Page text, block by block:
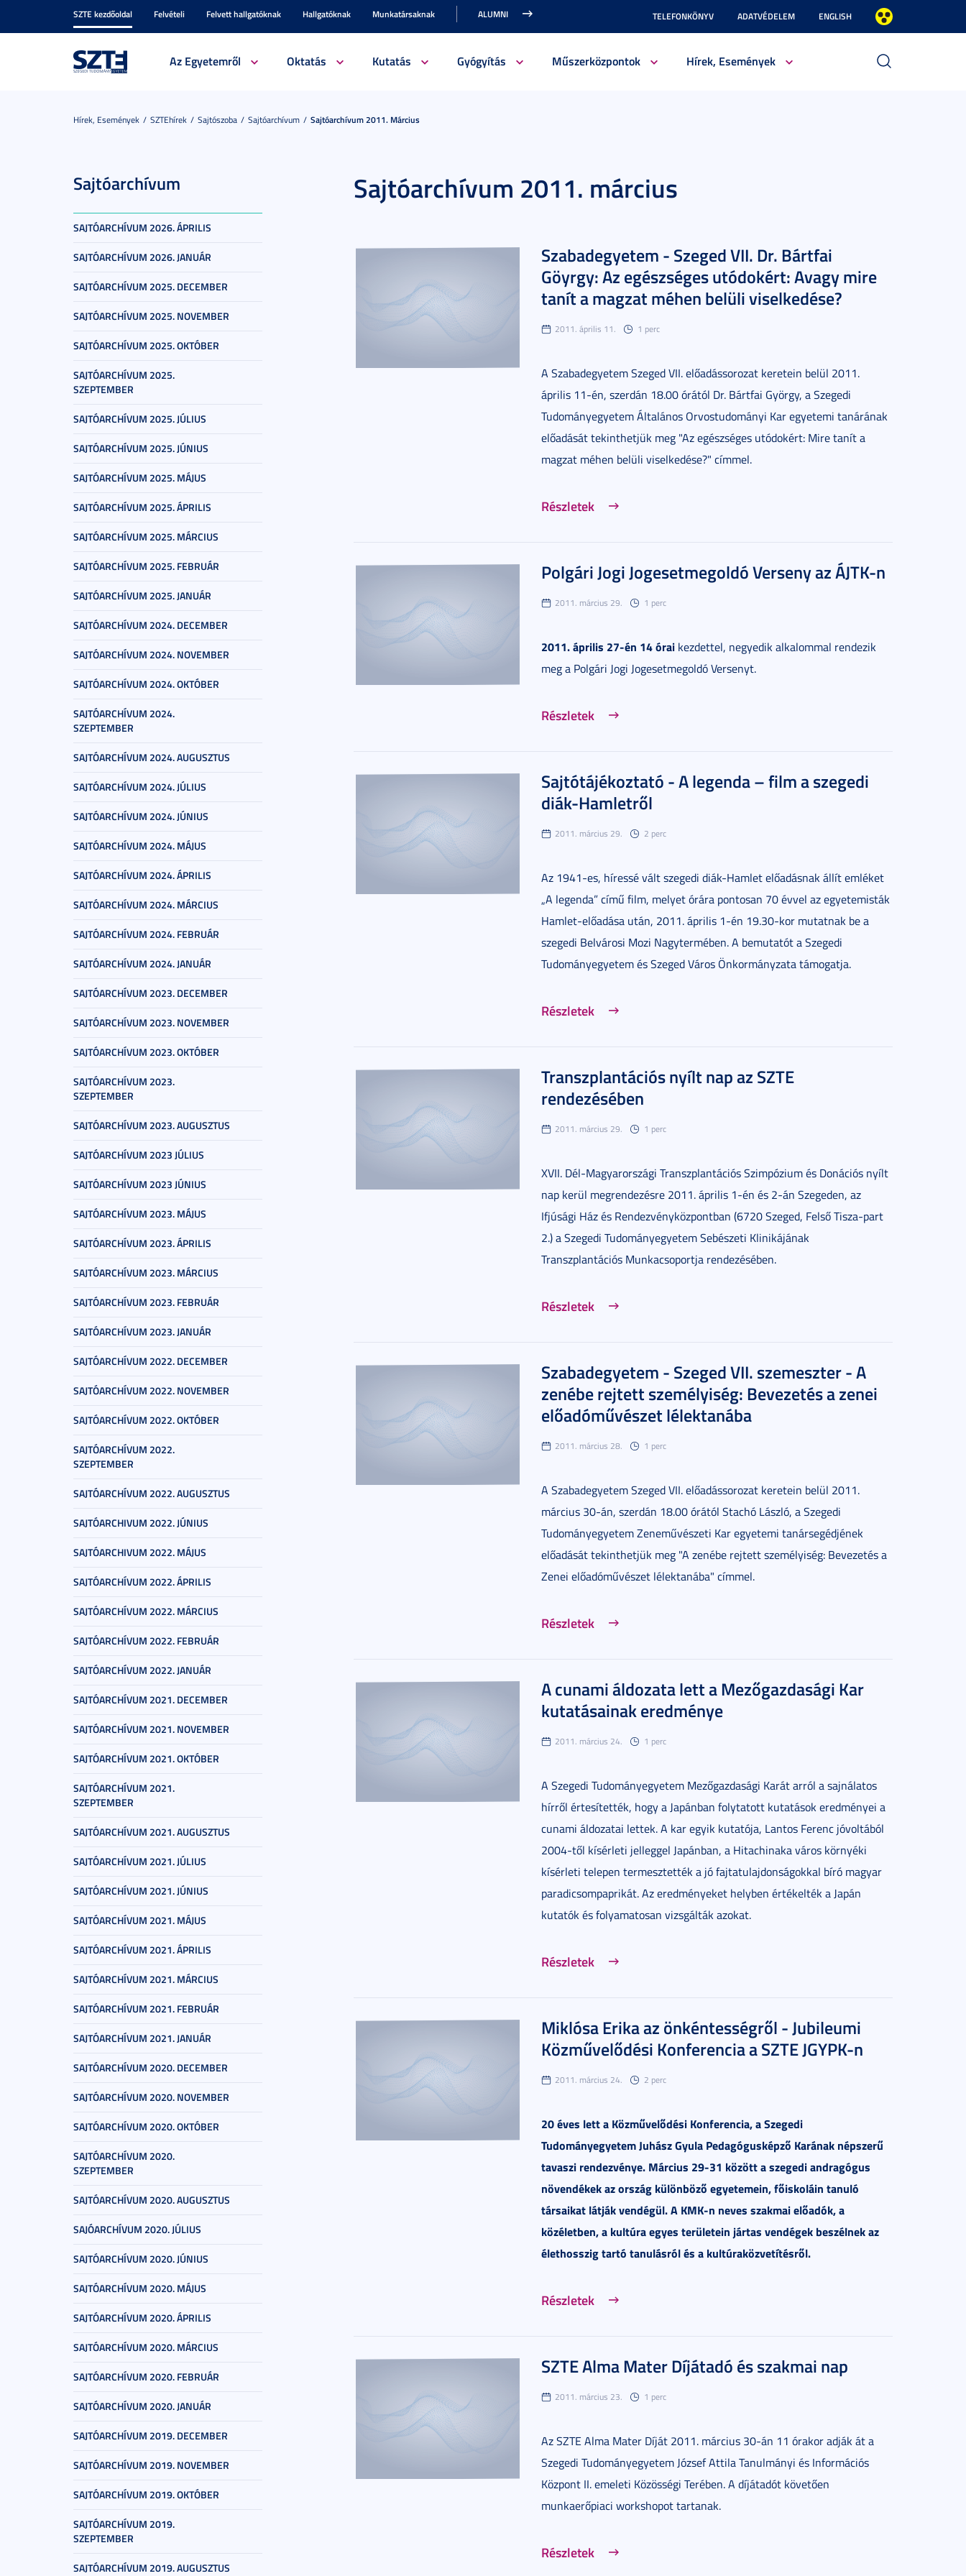
SZTE kezdőoldal Felvételi Felvett hallgatóknak Hallgatóknak Munkatársaknak ALUMNI TELEFONKÖNYV ADATVÉDELEM ENGLISH
Az Egyetemről Oktatás Kutatás Gyógyítás Műszerközpontok Hírek, Események
Hírek, Események SZTEhírek Sajtószoba Sajtóarchívum Sajtóarchívum 2011. Március
Sajtóarchívum
SAJTÓARCHÍVUM 2026. ÁPRILIS
SAJTÓARCHÍVUM 2026. JANUÁR
SAJTÓARCHÍVUM 2025. DECEMBER
SAJTÓARCHÍVUM 2025. NOVEMBER
SAJTÓARCHÍVUM 2025. OKTÓBER
SAJTÓARCHÍVUM 2025.
SZEPTEMBER
SAJTÓARCHÍVUM 2025. JÚLIUS
SAJTÓARCHÍVUM 2025. JÚNIUS
SAJTÓARCHÍVUM 2025. MÁJUS
SAJTÓARCHÍVUM 2025. ÁPRILIS
SAJTÓARCHÍVUM 2025. MÁRCIUS
SAJTÓARCHÍVUM 2025. FEBRUÁR
SAJTÓARCHÍVUM 2025. JANUÁR
SAJTÓARCHÍVUM 2024. DECEMBER
SAJTÓARCHÍVUM 2024. NOVEMBER
SAJTÓARCHÍVUM 2024. OKTÓBER
SAJTÓARCHÍVUM 2024.
SZEPTEMBER
SAJTÓARCHÍVUM 2024. AUGUSZTUS
SAJTÓARCHÍVUM 2024. JÚLIUS
SAJTÓARCHÍVUM 2024. JÚNIUS
SAJTÓARCHÍVUM 2024. MÁJUS
SAJTÓARCHÍVUM 2024. ÁPRILIS
SAJTÓARCHÍVUM 2024. MÁRCIUS
SAJTÓARCHÍVUM 2024. FEBRUÁR
SAJTÓARCHÍVUM 2024. JANUÁR
SAJTÓARCHÍVUM 2023. DECEMBER
SAJTÓARCHÍVUM 2023. NOVEMBER
SAJTÓARCHÍVUM 2023. OKTÓBER
SAJTÓARCHÍVUM 2023.
SZEPTEMBER
SAJTÓARCHÍVUM 2023. AUGUSZTUS
SAJTÓARCHÍVUM 2023 JÚLIUS
SAJTÓARCHÍVUM 2023 JÚNIUS
SAJTÓARCHÍVUM 2023. MÁJUS
SAJTÓARCHÍVUM 2023. ÁPRILIS
SAJTÓARCHÍVUM 2023. MÁRCIUS
SAJTÓARCHÍVUM 2023. FEBRUÁR
SAJTÓARCHÍVUM 2023. JANUÁR
SAJTÓARCHÍVUM 2022. DECEMBER
SAJTÓARCHÍVUM 2022. NOVEMBER
SAJTÓARCHÍVUM 2022. OKTÓBER
SAJTÓARCHÍVUM 2022.
SZEPTEMBER
SAJTÓARCHÍVUM 2022. AUGUSZTUS
SAJTÓARCHIVUM 2022. JÚNIUS
SAJTÓARCHIVUM 2022. MÁJUS
SAJTÓARCHÍVUM 2022. ÁPRILIS
SAJTÓARCHÍVUM 2022. MÁRCIUS
SAJTÓARCHÍVUM 2022. FEBRUÁR
SAJTÓARCHÍVUM 2022. JANUÁR
SAJTÓARCHÍVUM 2021. DECEMBER
SAJTÓARCHÍVUM 2021. NOVEMBER
SAJTÓARCHÍVUM 2021. OKTÓBER
SAJTÓARCHÍVUM 2021.
SZEPTEMBER
SAJTÓARCHÍVUM 2021. AUGUSZTUS
SAJTÓARCHÍVUM 2021. JÚLIUS
SAJTÓARCHÍVUM 2021. JÚNIUS
SAJTÓARCHÍVUM 2021. MÁJUS
SAJTÓARCHÍVUM 2021. ÁPRILIS
SAJTÓARCHÍVUM 2021. MÁRCIUS
SAJTÓARCHÍVUM 2021. FEBRUÁR
SAJTÓARCHÍVUM 2021. JANUÁR
SAJTÓARCHÍVUM 2020. DECEMBER
SAJTÓARCHÍVUM 2020. NOVEMBER
SAJTÓARCHÍVUM 2020. OKTÓBER
SAJTÓARCHÍVUM 2020.
SZEPTEMBER
SAJTÓARCHÍVUM 2020. AUGUSZTUS
SAJÓARCHÍVUM 2020. JÚLIUS
SAJTÓARCHÍVUM 2020. JÚNIUS
SAJTÓARCHÍVUM 2020. MÁJUS
SAJTÓARCHÍVUM 2020. ÁPRILIS
SAJTÓARCHÍVUM 2020. MÁRCIUS
SAJTÓARCHÍVUM 2020. FEBRUÁR
SAJTÓARCHÍVUM 2020. JANUÁR
SAJTÓARCHÍVUM 2019. DECEMBER
SAJTÓARCHÍVUM 2019. NOVEMBER
SAJTÓARCHÍVUM 2019. OKTÓBER
SAJTÓARCHÍVUM 2019.
SZEPTEMBER
SAJTÓARCHÍVUM 2019. AUGUSZTUS
Sajtóarchívum 2011. március
Szabadegyetem - Szeged VII. Dr. Bártfai
Göyrgy: Az egészséges utódokért: Avagy mire
tanít a magzat méhen belüli viselkedése?
2011. április 11. 1 perc
A Szabadegyetem Szeged VII. előadássorozat keretein belül 2011.
április 11-én, szerdán 18.00 órától Dr. Bártfai György, a Szegedi
Tudományegyetem Általános Orvostudományi Kar egyetemi tanárának
előadását tekinthetjük meg "Az egészséges utódokért: Mire tanít a
magzat méhen belüli viselkedése?" címmel.
Részletek
Polgári Jogi Jogesetmegoldó Verseny az ÁJTK-n
2011. március 29. 1 perc
2011. április 27-én 14 óraikezdettel, negyedik alkalommal rendezik
meg a Polgári Jogi Jogesetmegoldó Versenyt.
Részletek
Sajtótájékoztató - A legenda – film a szegedi
diák-Hamletről
2011. március 29. 2 perc
Az 1941-es, híressé vált szegedi diák-Hamlet előadásnak állít emléket
„A legenda” című film, melyet órára pontosan 70 évvel az egyetemisták
Hamlet-előadása után, 2011. április 1-én 19.30-kor mutatnak be a
szegedi Belvárosi Mozi Nagytermében. A bemutatót a Szegedi
Tudományegyetem és Szeged Város Önkormányzata támogatja.
Részletek
Transzplantációs nyílt nap az SZTE
rendezésében
2011. március 29. 1 perc
XVII. Dél-Magyarországi Transzplantációs Szimpózium és Donációs nyílt
nap kerül megrendezésre 2011. április 1-én és 2-án Szegeden, az
Ifjúsági Ház és Rendezvényközpontban (6720 Szeged, Felső Tisza-part
2.) a Szegedi Tudományegyetem Sebészeti Klinikájának
Transzplantációs Munkacsoportja rendezésében.
Részletek
Szabadegyetem - Szeged VII. szemeszter - A
zenébe rejtett személyiség: Bevezetés a zenei
előadóművészet lélektanába
2011. március 28. 1 perc
A Szabadegyetem Szeged VII. előadássorozat keretein belül 2011.
március 30-án, szerdán 18.00 órától Stachó László, a Szegedi
Tudományegyetem Zeneművészeti Kar egyetemi tanársegédjének
előadását tekinthetjük meg "A zenébe rejtett személyiség: Bevezetés a
Zenei előadóművészet lélektanába" címmel.
Részletek
A cunami áldozata lett a Mezőgazdasági Kar
kutatásainak eredménye
2011. március 24. 1 perc
A Szegedi Tudományegyetem Mezőgazdasági Karát arról a sajnálatos
hírről értesítették, hogy a Japánban folytatott kutatások eredményei a
cunami áldozatai lettek. A kar egyik kutatója, Lantos Ferenc jóvoltából
2004-től kísérleti jelleggel Japánban, a Hitachinaka város környéki
kísérleti telepen termesztették a jó fajtatulajdonságokkal bíró magyar
paradicsompaprikát. Az eredményeket helyben értékelték a Japán
kutatók és folyamatosan vizsgálták azokat.
Részletek
Miklósa Erika az önkéntességről - Jubileumi
Közművelődési Konferencia a SZTE JGYPK-n
2011. március 24. 2 perc
20 éves lett a Közművelődési Konferencia, a Szegedi
Tudományegyetem Juhász Gyula Pedagógusképző Karának népszerű
tavaszi rendezvénye. Március 29-31 között a szegedi andragógus
növendékek az ország különböző egyetemein, főiskoláin tanuló
társaikat látják vendégül. A KMK-n neves szakmai előadók, a
közéletben, a kultúra egyes területein jártas vendégek beszélnek az
élethosszig tartó tanulásról és a kultúraközvetítésről.
Részletek
SZTE Alma Mater Díjátadó és szakmai nap
2011. március 23. 1 perc
Az SZTE Alma Mater Díját 2011. március 30-án 11 órakor adják át a
Szegedi Tudományegyetem József Attila Tanulmányi és Információs
Központ II. emeleti Közösségi Terében. A díjátadót követően
munkaerőpiaci workshopot tartanak.
Részletek